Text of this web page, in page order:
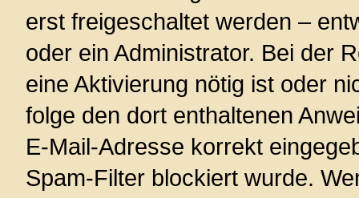
erst freigeschaltet werden –
oder ein Administrator. Bei der
eine Aktivierung nötig ist oder
folge den dort enthaltenen
E-Mail-Adresse korrekt
Spam-Filter blockiert wurde.